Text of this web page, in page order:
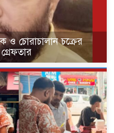
ও চোরাচালান চক্রের